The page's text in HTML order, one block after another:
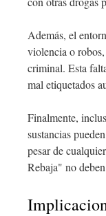
Además, el
violencia o robos,
criminal. Esta
mal etiquetados
Finalmente,
sustancias
pesar de
Rebaja" no